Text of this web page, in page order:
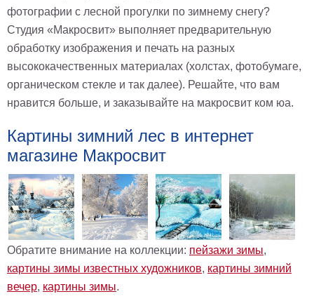
фотографии с лесной прогулки по зимнему снегу?
Студия «Макросвит» выполняет предварительную
обработку изображения и печать на разных
высококачественных материалах (холстах, фотобумаге,
органическом стекле и так далее). Решайте, что вам
нравится больше, и заказывайте на макросвит ком юа.
Картины зимний лес в интернет
магазине Макросвит
Обратите внимание на коллекции: пейзажи зимы,
картины зимы известных художников, картины зимний
вечер, картины зимы.